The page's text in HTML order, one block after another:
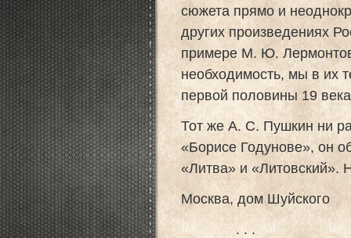
сюжета прямо и
других произведениях
примере М. Ю.
необходимость, мы в их
первой половины 19
Тот же А. С. Пушкин ни
«Борисе Годунове», он
«Литва» и «Литовский».
Москва, дом Шуйского
. . .